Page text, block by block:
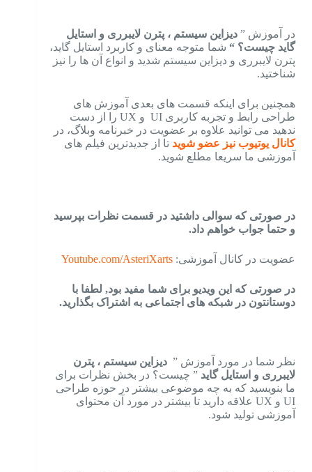
در آموزش ” دیزاین سیستم ، پترن لایبرری و استایل
گاید چیست؟ “ شما متوجه معنای و کاربرد استایل گاید،
پترن لایبرری و دیزاین سیستم شدید و انواع آن ها را نیز
شناختید.
همچنین برای اینکه قسمت های بعدی آموزش های
طراحی رابط و تجربه کاربری UI و UX را از دست
ندهید می توانید علاوه بر عضویت در خبرنامه وبلاگ، در
کانال یوتیوب نیز عضو شوید تا از جدیدترین فیلم های
آموزشی ما سریعا مطلع شوید.
در صورتی که سوالی داشتید در قسمت نظرات بپرسید
و حتما جواب خواهم داد.
عضویت در کانال آموزشی: Youtube.com/AsteriXarts
در صورتی که این ویدیو برای شما مفید بود, لطفا با
دوستانتون در شبکه های اجتماعی به اشتراک بگذارید.
نظر شما در مورد آموزش ” دیزاین سیستم ، پترن
لایبرری و استایل گاید ” چیست؟ در بخش نظرات برای
ما بنویسید که به چه موضوعی بیشتر در حوزه طراحی
UI و UX علاقه دارید تا بیشتر در مورد آن محتوای
آموزشی تولید شود.